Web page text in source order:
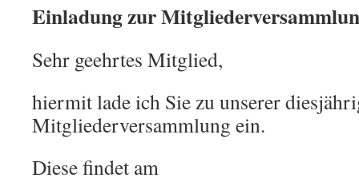
Einladung zur
Sehr geehrtes Mitglied,
hiermit lade ich Sie zu unserer
Mitgliederversammlung ein.
Diese findet am